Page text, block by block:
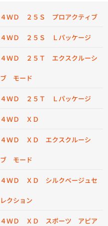
４ＷＤ ２５Ｓ プロアクティブ
４ＷＤ ２５Ｓ Ｌパッケージ
４ＷＤ ２５Ｔ エクスクルーシ
ブ モード
４ＷＤ ２５Ｔ Ｌパッケージ
４ＷＤ ＸＤ
４ＷＤ ＸＤ エクスクルーシ
ブ モード
４ＷＤ ＸＤ シルクベージュセ
レクション
４ＷＤ ＸＤ スポーツ アピア